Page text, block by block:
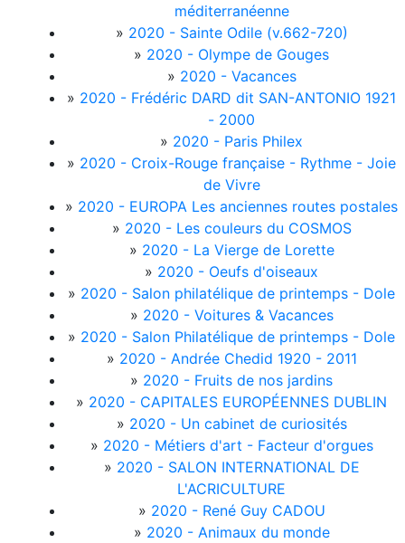
méditerranéenne
» 2020 - Sainte Odile (v.662-720)
» 2020 - Olympe de Gouges
» 2020 - Vacances
» 2020 - Frédéric DARD dit SAN-ANTONIO 1921
- 2000
» 2020 - Paris Philex
» 2020 - Croix-Rouge française - Rythme - Joie
de Vivre
» 2020 - EUROPA Les anciennes routes postales
» 2020 - Les couleurs du COSMOS
» 2020 - La Vierge de Lorette
» 2020 - Oeufs d'oiseaux
» 2020 - Salon philatélique de printemps - Dole
» 2020 - Voitures & Vacances
» 2020 - Salon Philatélique de printemps - Dole
» 2020 - Andrée Chedid 1920 - 2011
» 2020 - Fruits de nos jardins
» 2020 - CAPITALES EUROPÉENNES DUBLIN
» 2020 - Un cabinet de curiosités
» 2020 - Métiers d'art - Facteur d'orgues
» 2020 - SALON INTERNATIONAL DE
L'ACRICULTURE
» 2020 - René Guy CADOU
» 2020 - Animaux du monde